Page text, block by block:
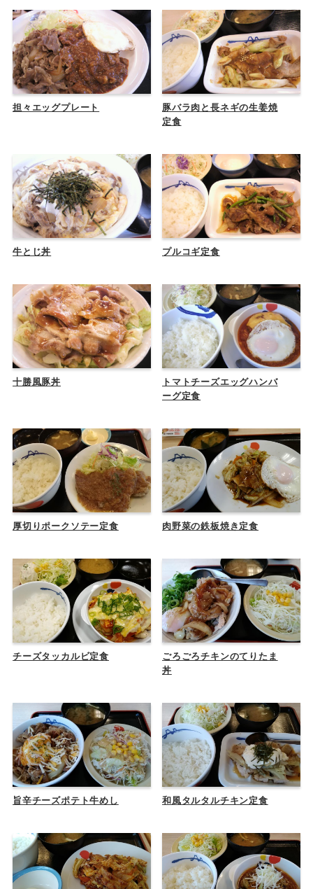
担々エッグプレート
豚バラ肉と長ネギの生姜焼
定食
牛とじ丼 プルコギ定食
十勝風豚丼
トマトチーズエッグハンバ
ーグ定食
厚切りポークソテー定食 肉野菜の鉄板焼き定食
チーズタッカルビ定食
ごろごろチキンのてりたま
丼
旨辛チーズポテト牛めし 和風タルタルチキン定食